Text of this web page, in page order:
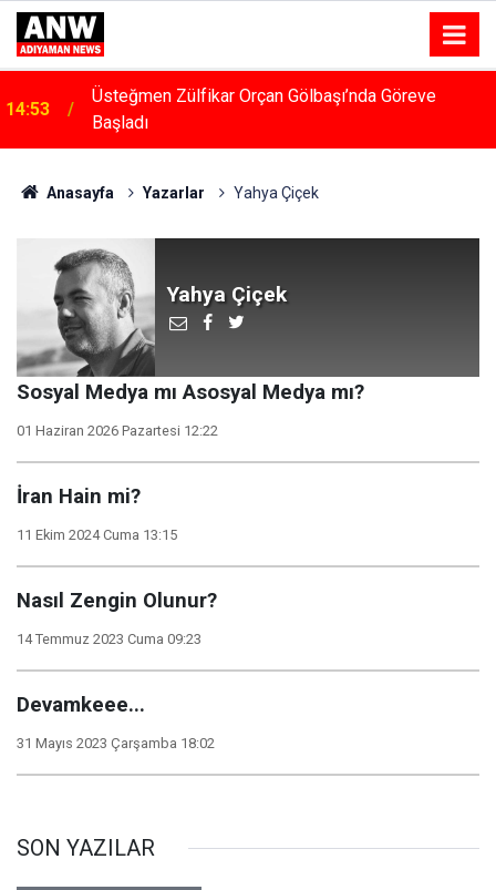
14:53
Üsteğmen Zülfikar Orçan Gölbaşı’nda Göreve
Başladı
Anasayfa Yazarlar Yahya Çiçek
Yahya Çiçek
Sosyal Medya mı Asosyal Medya mı?
01 Haziran 2026 Pazartesi 12:22
İran Hain mi?
11 Ekim 2024 Cuma 13:15
Nasıl Zengin Olunur?
14 Temmuz 2023 Cuma 09:23
Devamkeee...
31 Mayıs 2023 Çarşamba 18:02
SON YAZILAR